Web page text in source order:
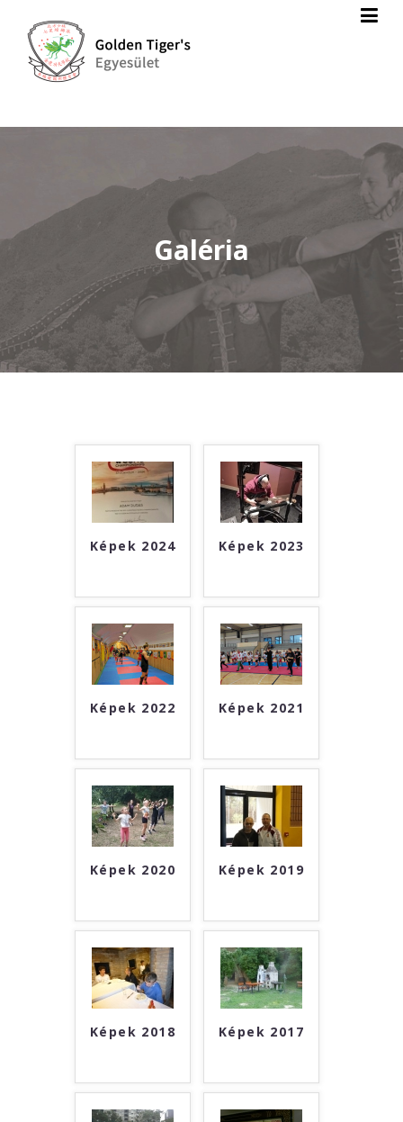
Galéria
Képek 2024 Képek 2023
Képek 2022 Képek 2021
Képek 2020 Képek 2019
Képek 2018 Képek 2017